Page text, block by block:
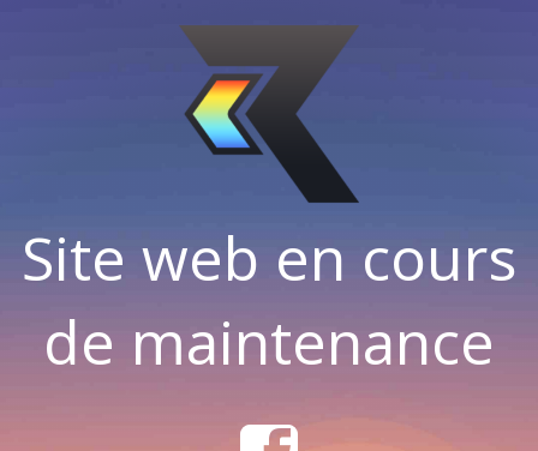
Site web en cours
de maintenance